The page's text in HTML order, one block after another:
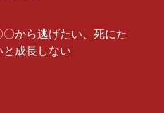
から逃げたい、死にた
成長しない